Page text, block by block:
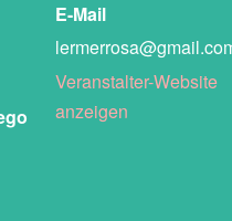
E-Mail
Veranstalter-Website
anzeigen